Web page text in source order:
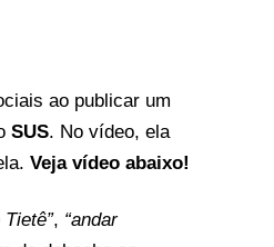
ao publicar um
SUS. No vídeo, ela
Veja vídeo abaixo!
, “andar